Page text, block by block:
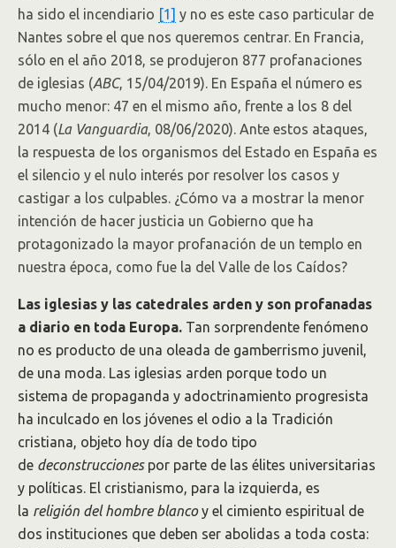
ha sido el incendiario [1] y no es este caso particular de
Nantes sobre el que nos queremos centrar. En Francia,
sólo en el año 2018, se produjeron 877 profanaciones
de iglesias (ABC, 15/04/2019). En España el número es
mucho menor: 47 en el mismo año, frente a los 8 del
2014 (La Vanguardia, 08/06/2020). Ante estos ataques,
la respuesta de los organismos del Estado en España es
el silencio y el nulo interés por resolver los casos y
castigar a los culpables. ¿Cómo va a mostrar la menor
intención de hacer justicia un Gobierno que ha
protagonizado la mayor profanación de un templo en
nuestra época, como fue la del Valle de los Caídos?
Las iglesias y las catedrales arden y son profanadas
a diario en toda Europa. Tan sorprendente fenómeno
no es producto de una oleada de gamberrismo juvenil,
de una moda. Las iglesias arden porque todo un
sistema de propaganda y adoctrinamiento progresista
ha inculcado en los jóvenes el odio a la Tradición
cristiana, objeto hoy día de todo tipo
de deconstrucciones por parte de las élites universitarias
y políticas. El cristianismo, para la izquierda, es
la religión del hombre blancoy el cimiento espiritual de
dos instituciones que deben ser abolidas a toda costa: